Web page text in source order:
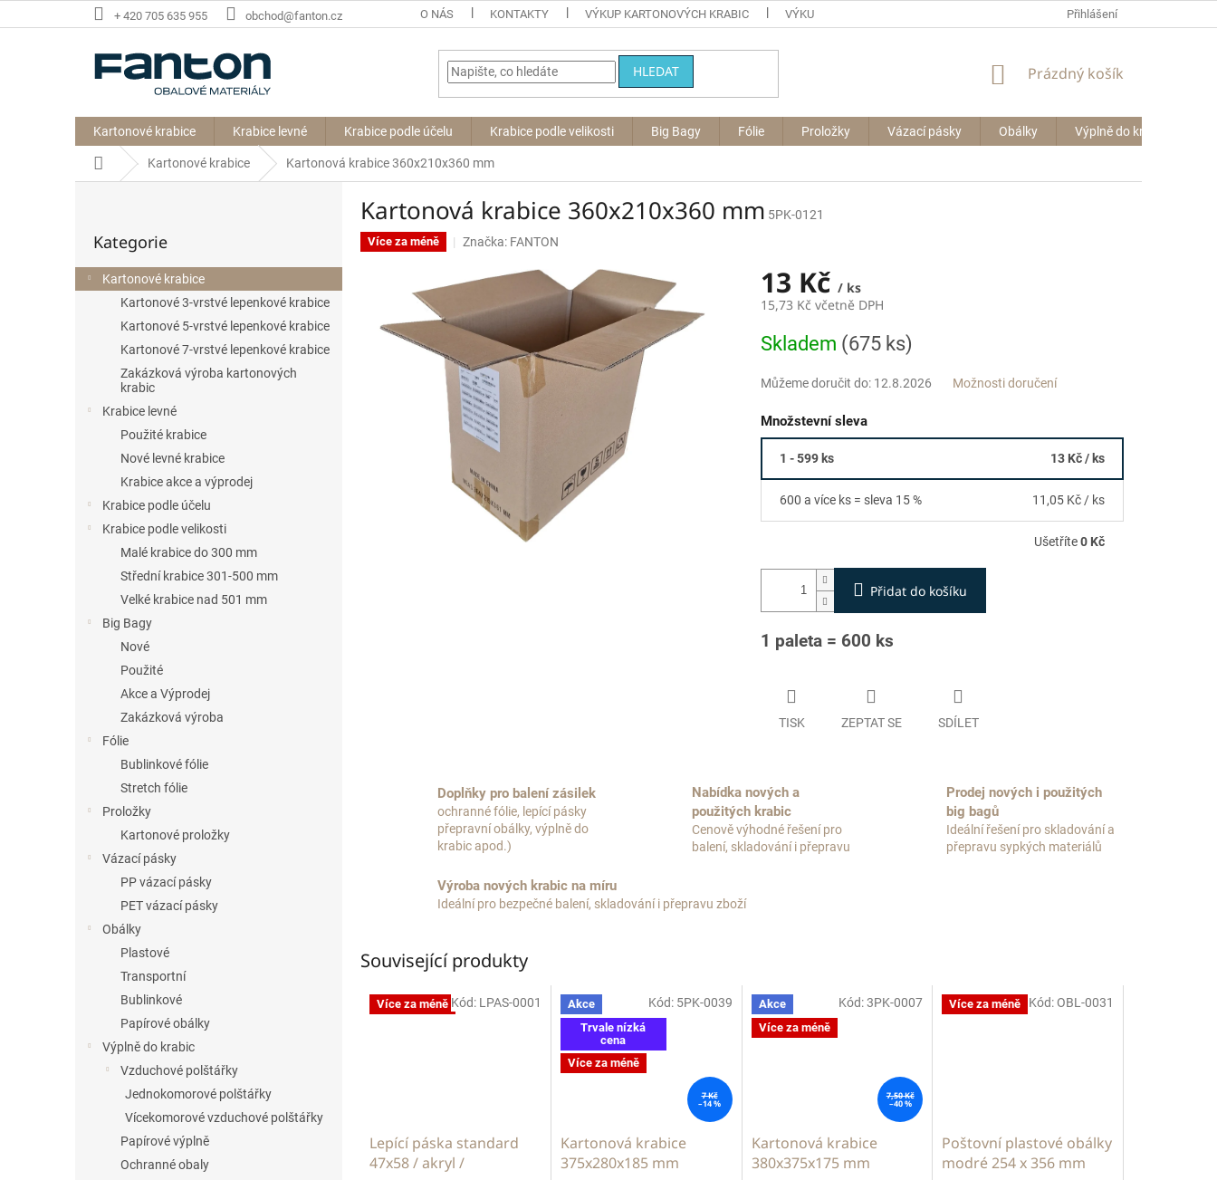
na
+ 420 705 635 955 obchod@fanton.cz O NÁS KONTAKTY VÝKUP KARTONOVÝCH KRABIC VÝKUP BIG BAGŮ Přihlášení
HLEDAT
NÁKUPNÍ
Prázdný košík
Kartonové krabice Krabice levné Krabice podle účelu Krabice podle velikosti Big Bagy Fólie Proložky Vázací pásky Obálky Výplně do krabic
Domů Kartonové krabice Kartonová krabice 360x210x360 mm
r
a
kategorie
Kategorie
Kartonové krabice
Kartonové 3-vrstvé lepenkové krabice
Kartonové 5-vrstvé lepenkové krabice
Kartonové 7-vrstvé lepenkové krabice
Zakázková výroba kartonových
krabic
Krabice levné
Použité krabice
Nové levné krabice
Krabice akce a výprodej
Krabice podle účelu
Krabice podle velikosti
Malé krabice do 300 mm
Střední krabice 301-500 mm
Velké krabice nad 501 mm
Big Bagy
Nové
Použité
Akce a Výprodej
Zakázková výroba
Fólie
Bublinkové fólie
Stretch fólie
Proložky
Kartonové proložky
Vázací pásky
PP vázací pásky
PET vázací pásky
Obálky
Plastové
Transportní
Bublinkové
Papírové obálky
Výplně do krabic
Vzduchové polštářky
Jednokomorové polštářky
Vícekomorové vzduchové polštářky
Papírové výplně
Ochranné obaly
Kartonová krabice 360x210x360 mm 5PK-0121
Více za méně Značka: FANTON
13 Kč / ks
15,73 Kč včetně DPH
cena:
Skladem (675 ks)
Můžeme doručit do: 12.8.2026 Možnosti doručení
Množstevní sleva
1 - 599 ks 13 Kč/ ks
600 a více ks = sleva 15 % 11,05 Kč / ks
Ušetříte0 Kč
Přidat do košíku
1 paleta = 600 ks
TISK ZEPTAT SE SDÍLET
Doplňky pro balení zásilek
ochranné fólie, lepící pásky
přepravní obálky, výplně do
krabic apod.)
Nabídka nových a
použitých krabic
Cenově výhodné řešení pro
balení, skladování i přepravu
Prodej nových i použitých
big bagů
Ideální řešení pro skladování a
přepravu sypkých materiálů
Výroba nových krabic na míru
Ideální pro bezpečné balení, skladování i přepravu zboží
Související produkty
Více za méně
Lepící páska standard
47x58 / akryl /
Kód: LPAS-0001
Akce
Trvale nízká
cena
Více za méně
7 Kč
–14 %
Kartonová krabice
375x280x185 mm
Kód: 5PK-0039
Akce
Více za méně
7,50 Kč
–40 %
Kartonová krabice
380x375x175 mm
Kód:3PK-0007 Více za méně
Poštovní plastové obálky
modré 254 x 356 mm
Kód: OBL-0031